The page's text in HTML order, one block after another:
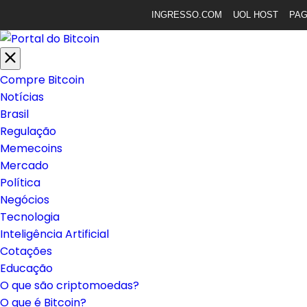
INGRESSO.COM UOL HOST
Compre Bitcoin
Notícias
Brasil
Regulação
Memecoins
Mercado
Política
Negócios
Tecnologia
Inteligência Artificial
Cotações
Educação
O que são criptomoedas?
O que é Bitcoin?